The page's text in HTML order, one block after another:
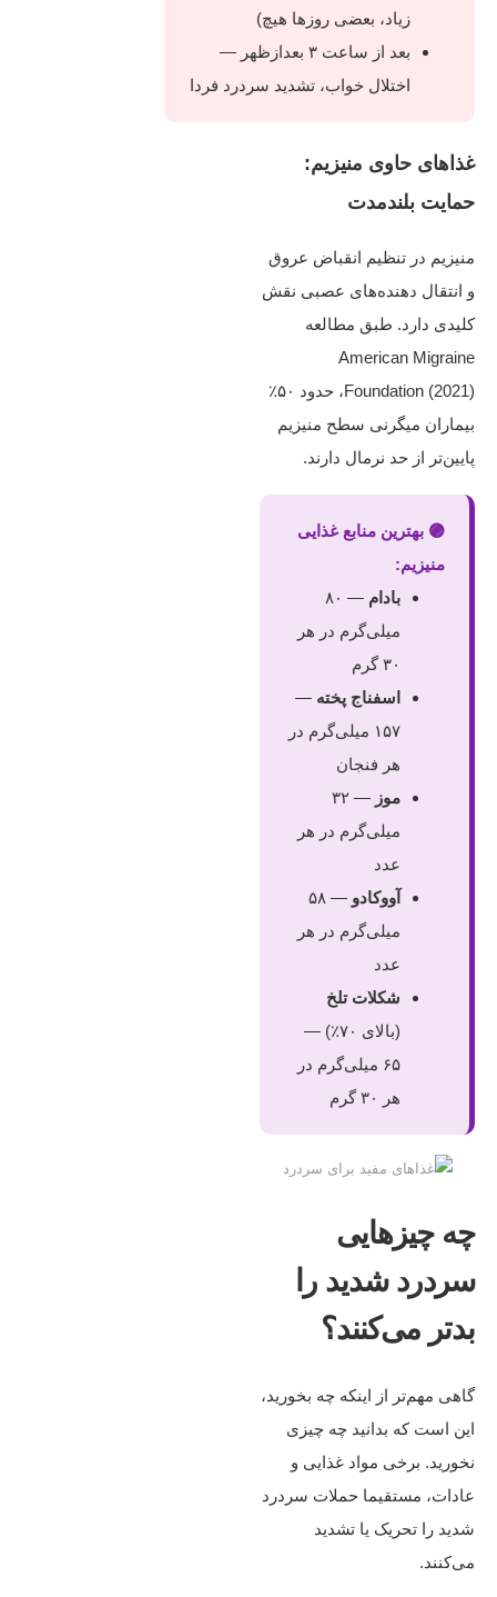
زیاد، بعضی روزها هیچ)
بعد از ساعت ۳ بعدازظهر —
اختلال خواب، تشدید سردرد فردا
غذاهای حاوی منیزیم:
حمایت بلندمدت
منیزیم در تنظیم انقباض عروق
و انتقال‌ دهنده‌های عصبی نقش
کلیدی دارد. طبق مطالعه
American Migraine
Foundation (2021)، حدود ۵۰٪
بیماران میگرنی سطح منیزیم
پایین‌تر از حد نرمال دارند.
🟣 بهترین منابع غذایی
منیزیم:
بادام
— ۸۰
میلی‌گرم در هر
۳۰ گرم
اسفناج پخته —
۱۵۷ میلی‌گرم در
هر فنجان
موز
— ۳۲
میلی‌گرم در هر
عدد
آووکادو
— ۵۸
میلی‌گرم در هر
عدد
شکلات تلخ
(بالای ۷۰٪) —
۶۵ میلی‌گرم در
هر ۳۰ گرم
چه چیزهایی
سردرد شدید را
بدتر می‌کنند؟
گاهی مهم‌تر از اینکه چه بخورید،
این است که بدانید چه چیزی
نخورید. برخی مواد غذایی و
عادات، مستقیما حملات سردرد
شدید را تحریک یا تشدید
می‌کنند.